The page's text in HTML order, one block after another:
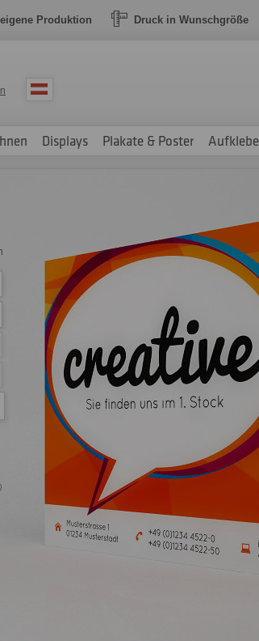
eigene Produktion Druck in Wunschgröße
Displays Plakate & Poster